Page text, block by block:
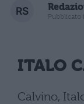
Pubblicato
ITALO
Calvino,